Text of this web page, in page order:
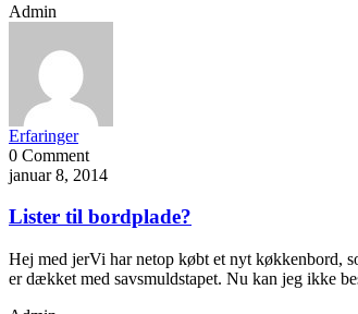
Admin
Erfaringer
0 Comment
januar 8, 2014
Lister til bordplade?
Hej med jerVi har netop købt et nyt køkkenbord,
er dækket med savsmuldstapet. Nu kan jeg ikke